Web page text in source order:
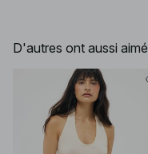
D'autres ont aussi aimé